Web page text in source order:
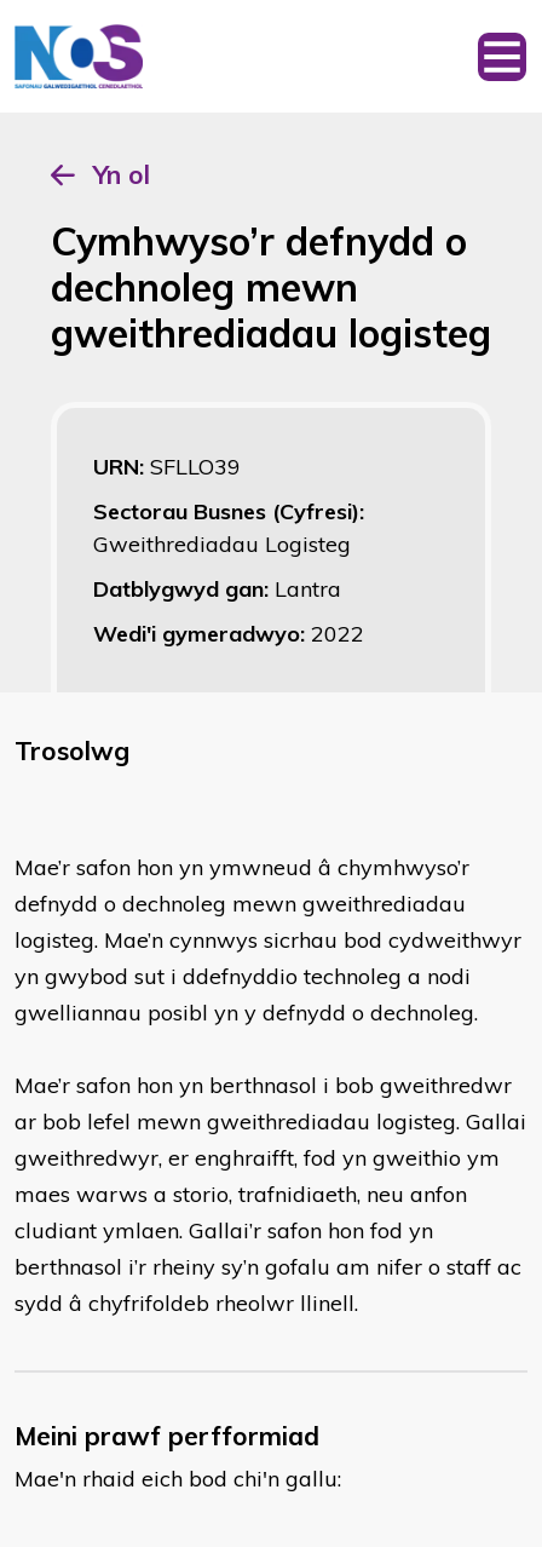
Yn ol
Cymhwyso’r defnydd o
dechnoleg mewn
gweithrediadau logisteg
URN: SFLLO39
Sectorau Busnes (Cyfresi):
Gweithrediadau Logisteg
Datblygwyd gan: Lantra
Wedi'i gymeradwyo: 2022
Trosolwg
Mae’r safon hon yn ymwneud â chymhwyso’r
defnydd o dechnoleg mewn gweithrediadau
logisteg. Mae’n cynnwys sicrhau bod cydweithwyr
yn gwybod sut i ddefnyddio technoleg a nodi
gwelliannau posibl yn y defnydd o dechnoleg.
Mae’r safon hon yn berthnasol i bob gweithredwr
ar bob lefel mewn gweithrediadau logisteg. Gallai
gweithredwyr, er enghraifft, fod yn gweithio ym
maes warws a storio, trafnidiaeth, neu anfon
cludiant ymlaen. Gallai’r safon hon fod yn
berthnasol i’r rheiny sy’n gofalu am nifer o staff ac
sydd â chyfrifoldeb rheolwr llinell.
Meini prawf perfformiad
Mae'n rhaid eich bod chi'n gallu: